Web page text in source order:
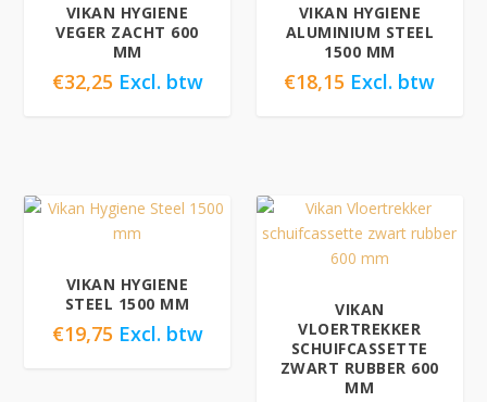
VIKAN HYGIENE
VEGER ZACHT 600
MM
€32,25 Excl. btw
VIKAN HYGIENE
ALUMINIUM STEEL
1500 MM
€18,15 Excl. btw
VIKAN HYGIENE
STEEL 1500 MM
€19,75 Excl. btw
VIKAN
VLOERTREKKER
SCHUIFCASSETTE
ZWART RUBBER 600
MM